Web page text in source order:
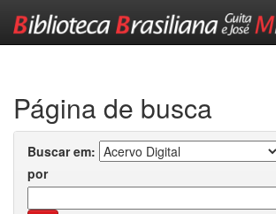
Página de busca
Buscar em:
por